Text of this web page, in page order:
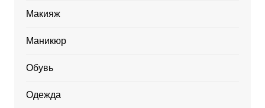
Макияж
Маникюр
Обувь
Одежда